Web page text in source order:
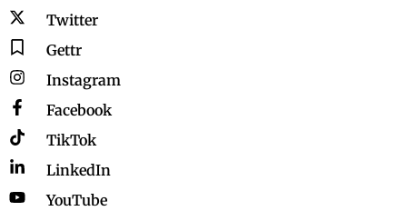
Twitter
Gettr
Instagram
Facebook
TikTok
LinkedIn
YouTube